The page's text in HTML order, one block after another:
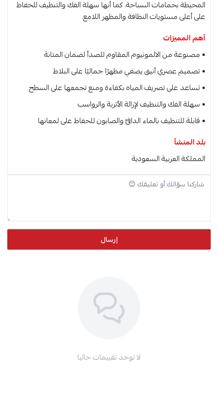
المحيطة بحمامات السباحة. كما أنها سهلة الفك والتنظيف للحفاظ
على أعلى مستويات النظافة والمظهر اللامع.
أهم المميزات
• مصنوعة من الالمونيوم المقاوم للصدأ لضمان المتانة
• تصميم عصري أنيق يضفي مظهرًا جماليًا على البلاط
• تساعد على تصريف المياه بكفاءة ومنع تجمعها على السطح
• سهلة الفك والتنظيف لإزالة الأتربة والرواسب
• قابلة للتنظيف بالماء الدافئ والصابون للحفاظ على لمعانها
بلد المنشأ
المملكة العربية السعودية
إرسال
لا توجد تقييمات حاليا